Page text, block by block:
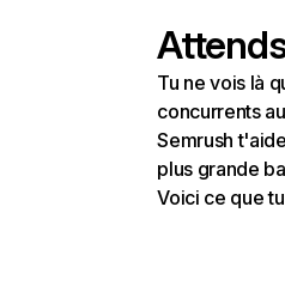
Tu ne vois là
concurrents
Semrush
plus grande
Voici ce que